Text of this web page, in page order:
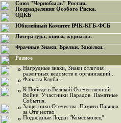
Союз "Чернобыль" России.
Подразделения Особого Риска.
ОДКБ
Юбилейный Комитет ВЧК-КГБ-ФСБ
Литература, книги, журналы.
Фрачные Знаки. Брелки. Заколки.
Разное
» Нагрудные знаки, Знаки отличия
различных ведомств и организаций...
» Фанаты Клуба...
» К Победе в Великой Отечественной
Войне. Участники Парадов. Памятные
События.
» Защитники Отечества. Памяти Павших
за Отечество
» Подводные Лодки "Комсомолец"